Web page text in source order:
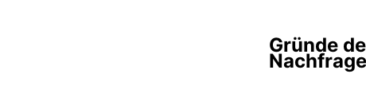
Gründe
Nachfrage